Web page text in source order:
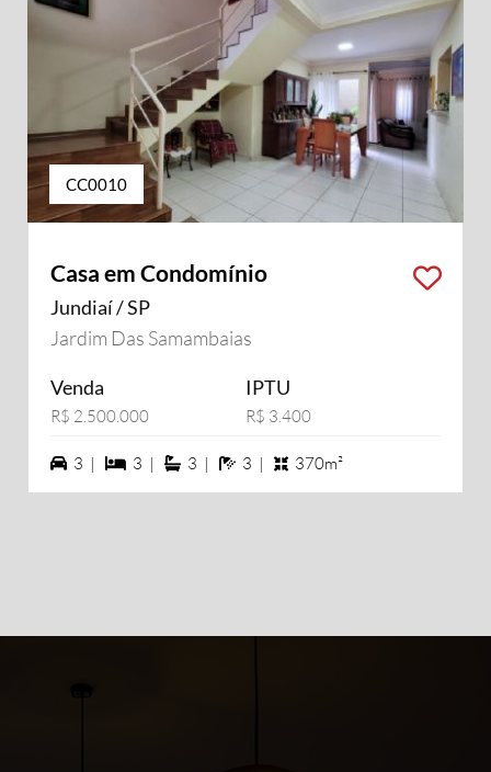
CC0010
Casa em Condomínio
Jundiaí / SP
Jardim Das Samambaias
Venda
R$ 2.500.000
IPTU
R$ 3.400
3 vagas na garagem
3 | 3 dormiórios
3 | 3 suítes
3 | 3 banheiros
3 | 370m²